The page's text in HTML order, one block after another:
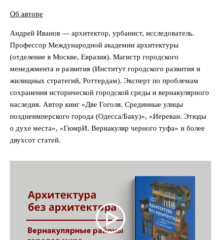
Об авторе
Андрей Иванов — архитектор, урбанист, исследователь.
Профессор Международной академии архитектуры
(отделение в Москве, Евразия). Магистр городского
менеджмента и развития (Институт городского развития и
жилищных стратегий, Роттердам). Эксперт по проблемам
сохранения исторической городской среды и вернакулярного
наследия. Автор книг «Две Гоголя. Срединные улицы
позднеимперского города (Одесса/Баку)», «Иереван. Этюды
о духе места», «ГюмрИ. Вернакуляр черного туфа» и более
двухсот статей.